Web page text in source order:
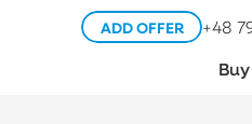
ADD OFFER +48
Buy